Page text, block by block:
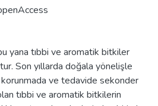
yana tıbbi ve aromatik bitkiler
Son yıllarda doğala yönelişle
korunmada ve tedavide sekonder
tıbbi ve aromatik bitkilerin